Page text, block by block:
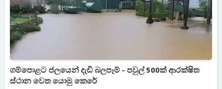
ගම්පොළට ජලයෙන් දැඩි බලපෑම් - පවුල් 500ක් ආරක්ෂිත
ස්ථාන වෙත යොමු කෙරේ